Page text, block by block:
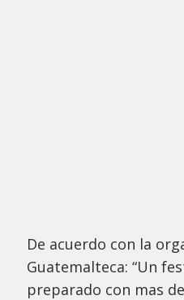
De acuerdo con la
Guatemalteca: “Un
preparado con mas